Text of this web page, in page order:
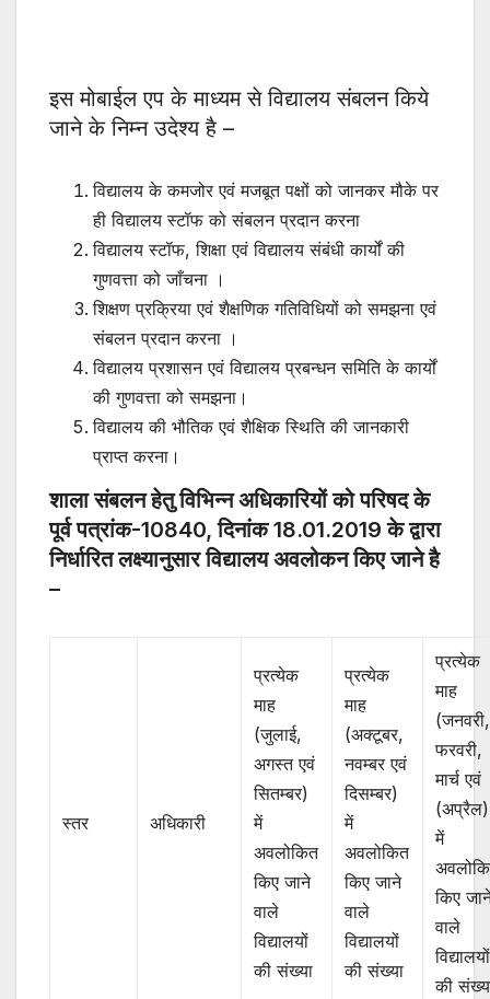
इस मोबाईल एप के माध्यम से विद्यालय संबलन किये
जाने के निम्न उदेश्य है –
विद्यालय के कमजोर एवं मजबूत पक्षों को जानकर मौके पर
ही विद्यालय स्टॉफ को संबलन प्रदान करना
विद्यालय स्टॉफ, शिक्षा एवं विद्यालय संबंधी कार्यों की
गुणवत्ता को जाँचना ।
शिक्षण प्रक्रिया एवं शैक्षणिक गतिविधियों को समझना एवं
संबलन प्रदान करना ।
विद्यालय प्रशासन एवं विद्यालय प्रबन्धन समिति के कार्यों
की गुणवत्ता को समझना।
विद्यालय की भौतिक एवं शैक्षिक स्थिति की जानकारी
प्राप्त करना।
शाला संबलन हेतु विभिन्न अधिकारियों को परिषद के
पूर्व पत्रांक-10840, दिनांक 18.01.2019 के द्वारा
निर्धारित लक्ष्यानुसार विद्यालय अवलोकन किए जाने है
–
स्तर अधिकारी
प्रत्येक
माह
(जुलाई,
अगस्त एवं
सितम्बर)
में
अवलोकित
किए जाने
वाले
विद्यालयों
की संख्या
प्रत्येक
माह
(अक्टूबर,
नवम्बर एवं
दिसम्बर)
में
अवलोकित
किए जाने
वाले
विद्यालयों
की संख्या
प्रत्येक
माह
(जनवरी,
फरवरी,
मार्च एवं
(अप्रैल)
में
किए
वाले
विद्यालयों
की